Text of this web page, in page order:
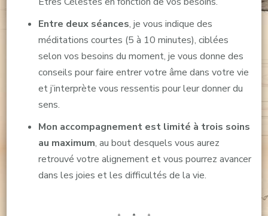
Entre deux séances, je vous indique des
méditations courtes (5 à 10 minutes), ciblées
selon vos besoins du moment, je vous donne des
conseils pour faire entrer votre âme dans votre vie
et j’interprète vous ressentis pour leur donner du
sens.
Mon accompagnement est limité à trois soins
au maximum, au bout desquels vous aurez
retrouvé votre alignement et vous pourrez avancer
dans les joies et les difficultés de la vie.